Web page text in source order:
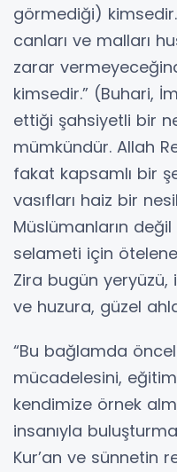
görmediği)
canları ve malları
zarar
kimsedir.” (Buhari,
ettiği şahsiyetli bir
mümkündür. Allah
fakat kapsamlı bir
vasıfları haiz bir
Müslümanların
selameti için
Zira bugün yeryüzü,
ve huzura, güzel
“Bu bağlamda
mücadelesini,
kendimize örnek
insanıyla
Kur’an ve sünnetin